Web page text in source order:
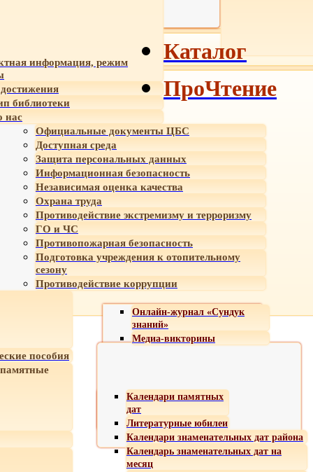
информация, режим
библиотеки
нас
Официальные документы ЦБС
Доступная среда
Защита персональных данных
Информационная безопасность
Независимая оценка качества
Охрана труда
Противодействие экстремизму и терроризму
ГО и ЧС
Противопожарная безопасность
Подготовка учреждения к отопительному
сезону
Противодействие коррупции
Онлайн-журнал «Сундук
знаний»
Медиа-викторины
пособия
Календари памятных
дат
Литературные юбилеи
Календари знаменательных дат района
Календарь знаменательных дат на
месяц
Каталог
ПроЧтение